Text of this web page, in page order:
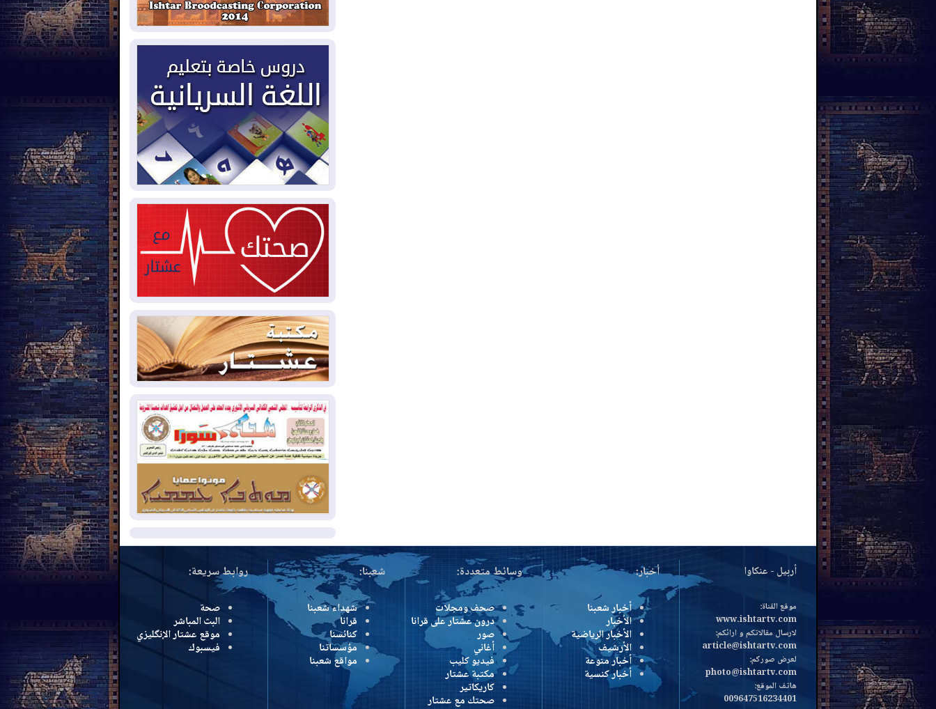
2026-08-04سومو: إنتاج النفط في إقليم
كوردستان انخفض إلى أقل من 10%
ملفات حقبة الكاظمي تعود إلى
الواجهة.. أنباء عن مراجعات قضائية
وتحقيقات أوسع في قضايا فساد
2026-08-04بيترو يشكو تزوير الانتخابات
الرئاسية ويحذر من "حرب أهلية" في
كولومبيا
2026-08-03رئيس إقليم كوردستان في
2026-08-03
العراق يؤكد مجدداً التزامه
بمنع الهجمات على الدول المجاورة
2026-08-03
العجز والاقتراض يطوقان
دينار!
2026-08-03كوبا تغرق في الظلام مجددا
وانهيار الشبكة الكهربائية
2026-08-03
أوامر بإجلاء 60 ألف شخص
بسبب الحرائق في ولاية واشنطن
2026-08-02مشروع "حسابي" يُمهل
الموظفين حتى نهاية أغسطس لاستلام
بطاقاتهم المصرفية
2026-08-02دمشق وعمّان تحذران بغداد:
أي هجوم من أراضي العراق سيواجه برد
المزيد
أربيل - عنكاوا
موقع القناة:
www.ishtartv.com
لارسال مقالاتكم و ارائكم:
article@ishtartv.com
لعرض صوركم:
photo@ishtartv.com
هاتف الموقع:
009647516234401
أخبار:
أخبار شعبنا
الأخبار
الأخبار الرياضية
الأرشيف
أخبار منوعة
أخبار كنسية
وسائط متعددة:
صحف ومجلات
درون عشتار على قرانا
صور
أغاني
فيديو كليب
مكتبة عشتار
كاريكاتير
صحتك مع عشتار
شعبنا:
شهداء شعبنا
قرانا
كنائسنا
مؤسساتنا
مواقع شعبنا
روابط سريعة:
صحة
البث المباشر
موقع عشتار الإنگليزي
فيسبوك